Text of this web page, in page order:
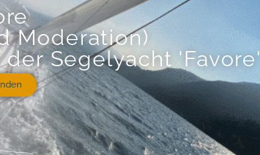
Moderation)
der Segelyacht 'Favore'